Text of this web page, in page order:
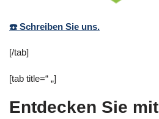
☎️ Schreiben Sie uns.
[/tab]
[tab title=“ „]
Entdecken Sie mit